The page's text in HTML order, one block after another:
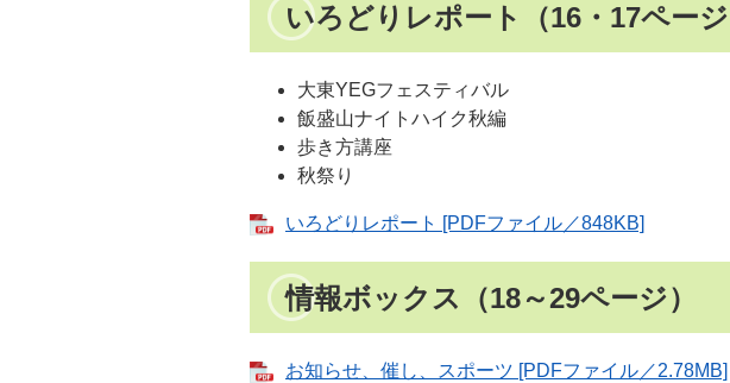
いろどりレポート（16・17ペー
大東YEGフェスティバル
飯盛山ナイトハイク秋編
歩き方講座
秋祭り
いろどりレポート [PDFファイル／848KB]
情報ボックス（18～29ページ）
お知らせ、催し、スポーツ [PDFファイル／2.78MB]